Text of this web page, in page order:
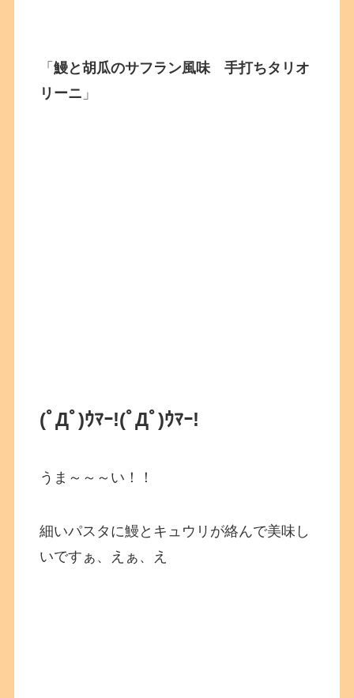
「鰻と胡瓜のサフラン風味 手打ちタリオ
リーニ 」
(ﾟДﾟ)ｳﾏｰ!(ﾟДﾟ)ｳﾏｰ!
うま～～～い！！
細いパスタに鰻とキュウリが絡んで美味し
いですぁ、えぁ、え